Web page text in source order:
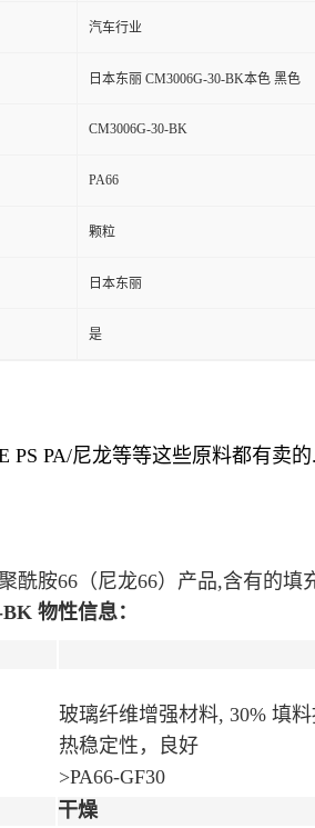
汽车行业
日本东丽 CM3006G-30-BK本色 黑色
CM3006G-30-BK
PA66
颗粒
日本东丽
是
PS PA/尼龙等等这些原料都有卖的.
酰胺66（尼龙66）产品,含有的
BK 物性信息：
玻璃纤维增强材料, 30% 填
热稳定性，良好
>PA66-GF30
干燥